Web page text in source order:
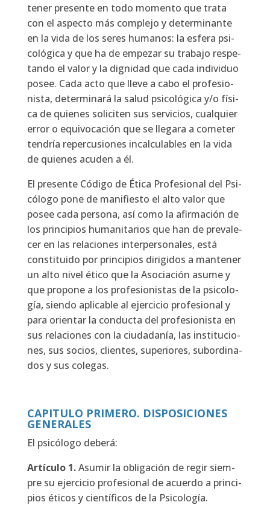
tener pre­sen­te en todo momen­to que tra­ta
con el aspec­to más com­ple­jo y deter­mi­nan­te
en la vida de los seres huma­nos: la esfe­ra psi­
co­ló­gi­ca y que ha de empe­zar su tra­ba­jo res­pe­
tan­do el valor y la dig­ni­dad que cada indi­vi­duo
posee. Cada acto que lle­ve a cabo el pro­fe­sio­
nis­ta, deter­mi­na­rá la salud psi­co­ló­gi­ca y/o físi­
ca de quie­nes soli­ci­ten sus ser­vi­cios, cual­quier
error o equi­vo­ca­ción que se lle­ga­ra a come­ter
ten­dría reper­cu­sio­nes incal­cu­la­bles en la vida
de quie­nes acu­den a él.
El pre­sen­te Códi­go de Éti­ca Pro­fe­sio­nal del Psi­
có­lo­go pone de mani­fies­to el alto valor que
posee cada per­so­na, así como la afir­ma­ción de
los prin­ci­pios huma­ni­ta­rios que han de pre­va­le­
cer en las rela­cio­nes inter­per­so­na­les, está
cons­ti­tui­do por prin­ci­pios diri­gi­dos a man­te­ner
un alto nivel éti­co que la Aso­cia­ción asu­me y
que pro­po­ne a los pro­fe­sio­nis­tas de la psi­co­lo­
gía, sien­do apli­ca­ble al ejer­ci­cio pro­fe­sio­nal y
para orien­tar la con­duc­ta del pro­fe­sio­nis­ta en
sus rela­cio­nes con la ciu­da­da­nía, las ins­ti­tu­cio­
nes, sus socios, clien­tes, supe­rio­res, subor­di­na­
dos y sus cole­gas.
CAPITULO PRIMERO. DISPOSICIONES
GENERALES
El psi­có­lo­go debe­rá:
Artícu­lo 1.Asu­mir la obli­ga­ción de regir siem­
pre su ejer­ci­cio pro­fe­sio­nal de acuer­do a prin­ci­
pios éti­cos y cien­tí­fi­cos de la Psi­co­lo­gía.